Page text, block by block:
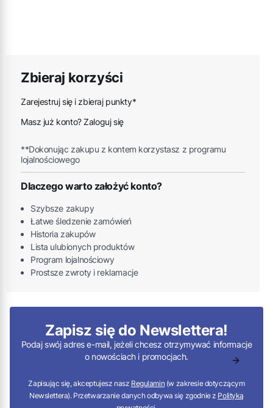
Zbieraj korzyści
Zarejestruj się i zbieraj punkty*
Masz już konto? Zaloguj się
**Dokonując zakupu z kontem korzystasz z programu
lojalnościowego
Dlaczego warto założyć konto?
Szybsze zakupy
Łatwe śledzenie zamówień
Historia zakupów
Lista ulubionych produktów
Program lojalnościowy
Prostsze zwroty i reklamacje
Zapisz się do Newslettera!
Podaj swój adres e-mail, jeżeli chcesz otrzymywać informacje
o nowościach i promocjach.
Zapisując się, akceptujesz nasz Regulamin (w zakresie dotyczącym
Newslettera). Przetwarzanie danych odbywa się zgodnie z Polityką